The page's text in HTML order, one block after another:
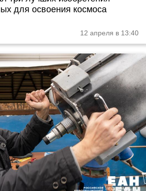
для освоения космоса
12 апреля в 13:40